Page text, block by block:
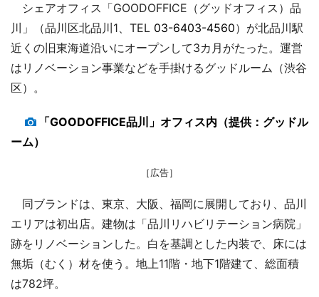
シェアオフィス「GOODOFFICE（グッドオフィス）品
川」（品川区北品川1、TEL 03-6403-4560）が北品川駅
近くの旧東海道沿いにオープンして3カ月がたった。運営
はリノベーション事業などを手掛けるグッドルーム（渋谷
区）。
「GOODOFFICE品川」オフィス内（提供：グッドル
ーム）
［広告］
同ブランドは、東京、大阪、福岡に展開しており、品川
エリアは初出店。建物は「品川リハビリテーション病院」
跡をリノベーションした。白を基調とした内装で、床には
無垢（むく）材を使う。地上11階・地下1階建て、総面積
は782坪。